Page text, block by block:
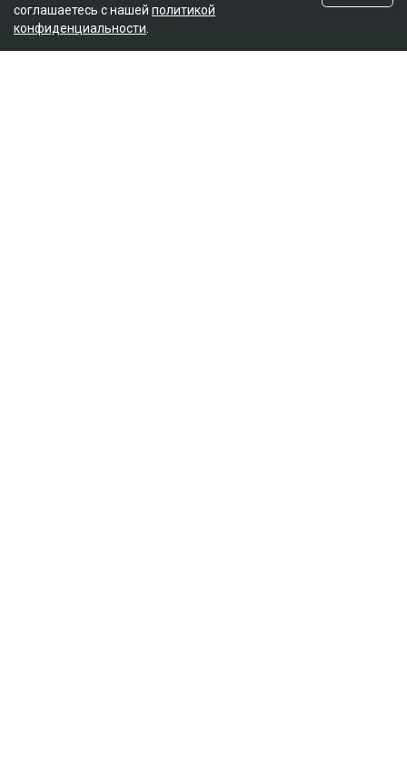
соглашаетесь с нашей политикой
конфиденциальности